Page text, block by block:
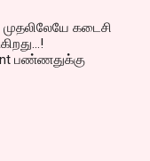
கடைசி
பண்ணதுக்கு